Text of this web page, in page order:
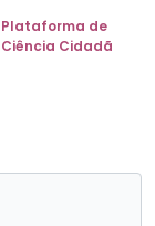
Plataforma de
Ciência Cidadã